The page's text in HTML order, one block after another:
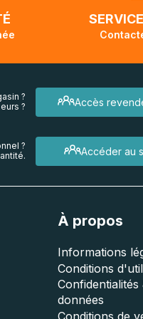
Accès
?
?
Accéder au
?
À propos
Informations
Conditions
données
Conditions de